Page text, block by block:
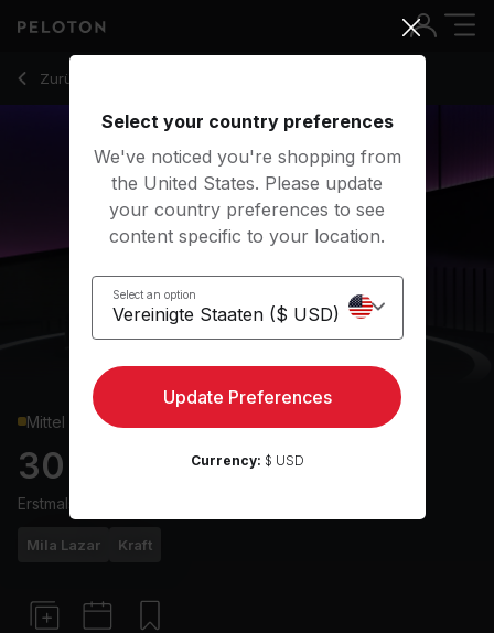
Zurück zu Kraftkurse
Zurück
Mittel
30 min Pilates: Power
Erstmals ausgestrahlt am
Mila Lazar Kraft
Select your country preferences
We've noticed you're shopping from
the United States. Please update
your country preferences to see
content specific to your location.
Select an option
Update Preferences
Currency: $ USD